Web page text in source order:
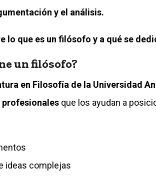
y el análisis.
lo que es un filósofo y a qué se
un filósofo?
en Filosofía de la Universidad
profesionales que los ayudan a
ideas complejas